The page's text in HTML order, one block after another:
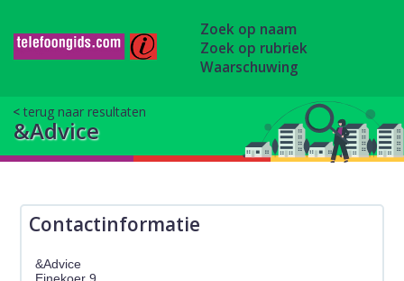
Zoek op naam
Zoek op rubriek
Waarschuwing
terug naar resultaten
&Advice
Contactinformatie
&Advice